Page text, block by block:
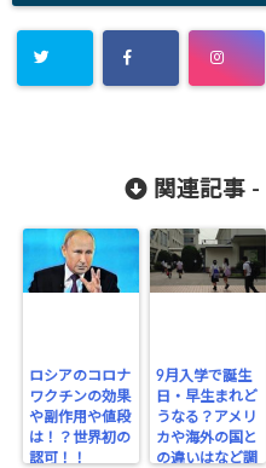
関連記事 -
ロシアのコロナ
ワクチンの効果
や副作用や値段
は！？世界初の
認可！！
9月入学で誕生
日・早生まれど
うなる？アメリ
カや海外の国と
の違いはなど調